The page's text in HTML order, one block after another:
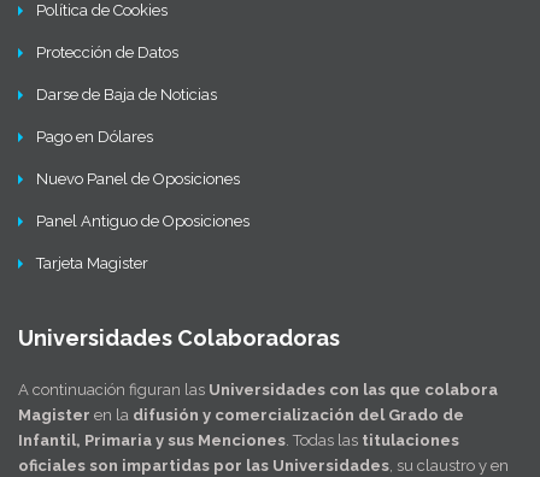
Política de Cookies
Protección de Datos
Darse de Baja de Noticias
Pago en Dólares
Nuevo Panel de Oposiciones
Panel Antiguo de Oposiciones
Tarjeta Magister
Universidades Colaboradoras
A continuación figuran las Universidades con las que colabora
Magister en la difusión y comercialización del Grado de
Infantil, Primaria y sus Menciones. Todas las titulaciones
oficiales son impartidas por las Universidades, su claustro y en